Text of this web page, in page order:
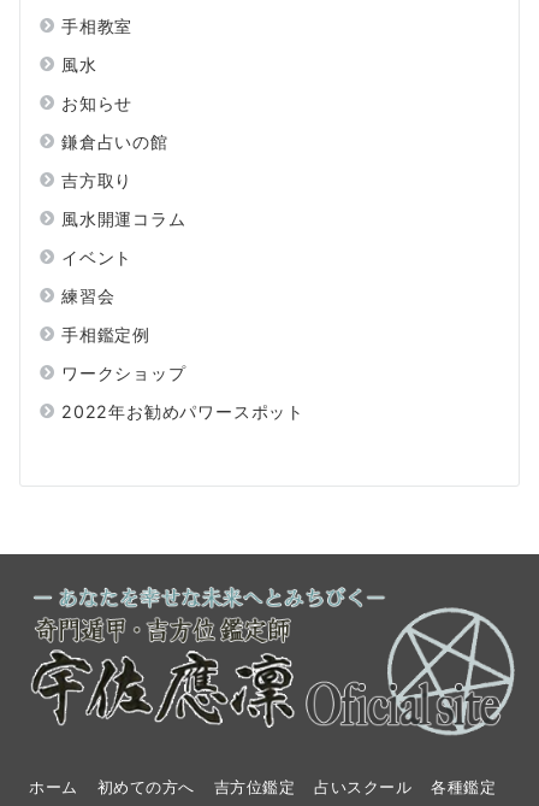
手相教室
風水
お知らせ
鎌倉占いの館
吉方取り
風水開運コラム
イベント
練習会
手相鑑定例
ワークショップ
2022年お勧めパワースポット
ホーム 初めての方へ 吉方位鑑定 占いスクール 各種鑑定